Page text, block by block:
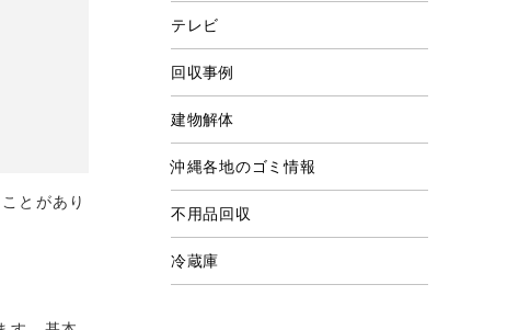
とがあり
テレビ
回収事例
建物解体
沖縄各地のゴミ情報
不用品回収
冷蔵庫